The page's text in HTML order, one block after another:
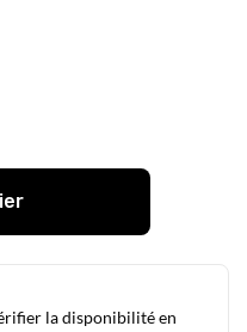
la disponibilité en